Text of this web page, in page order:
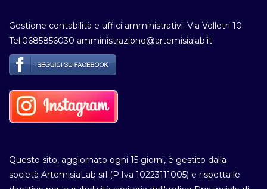
Gestione contabilità e uffici amministrativi: Via Velletri 10
Tel.0685856030 amministrazione@artemisialab.it
Questo sito, aggiornato ogni 15 giorni, è gestito dalla
società ArtemisiaLab srl (P.Iva 10223111005) e rispetta le